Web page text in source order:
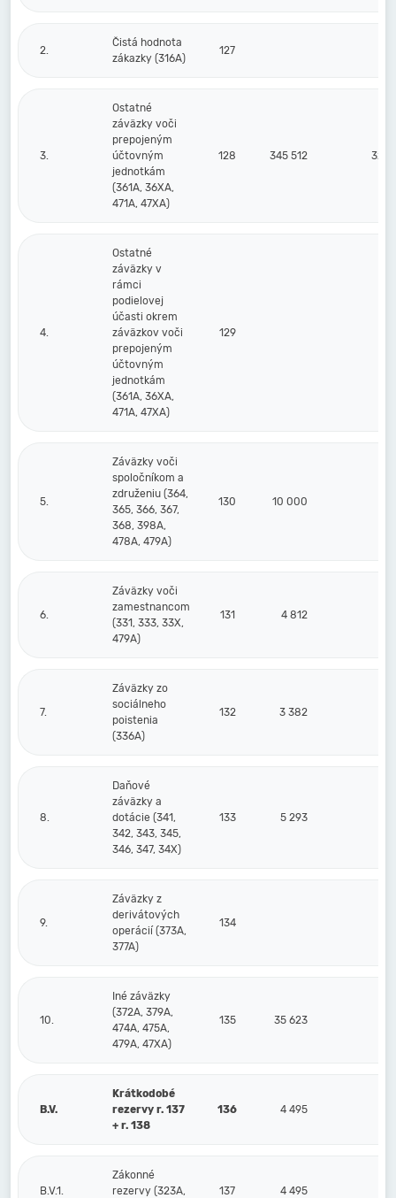
2.
Čistá hodnota
zákazky (316A)
127
3.
Ostatné
záväzky voči
prepojeným
účtovným
jednotkám
(361A, 36XA,
471A, 47XA)
128 345 512 329
4.
Ostatné
záväzky v
rámci
podielovej
účasti okrem
záväzkov voči
prepojeným
účtovným
jednotkám
(361A, 36XA,
471A, 47XA)
129
5.
Záväzky voči
spoločníkom a
združeniu (364,
365, 366, 367,
368, 398A,
478A, 479A)
130 10 000
6.
Záväzky voči
zamestnancom
(331, 333, 33X,
479A)
131 4 812
7.
Záväzky zo
sociálneho
poistenia
(336A)
132 3 382
8.
Daňové
záväzky a
dotácie (341,
342, 343, 345,
346, 347, 34X)
133 5 293
9.
Záväzky z
derivátových
operácií (373A,
377A)
134
10.
Iné záväzky
(372A, 379A,
474A, 475A,
479A, 47XA)
135 35 623
B.V.
Krátkodobé
rezervy r. 137
+ r. 138
136 4 495
B.V.1.
Zákonné
rezervy (323A,
137 4 495